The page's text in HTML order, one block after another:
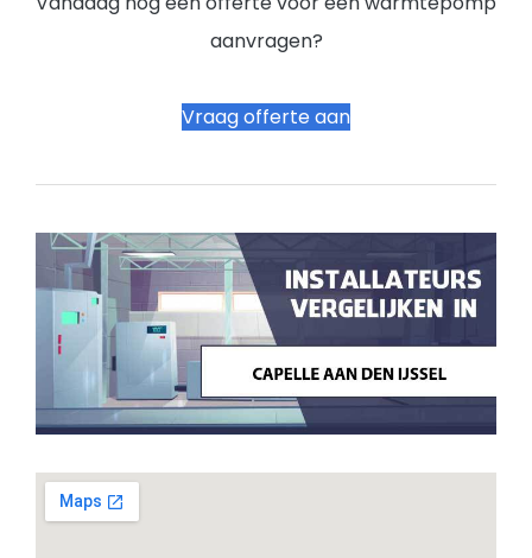
aanvragen?
Vraag offerte aan